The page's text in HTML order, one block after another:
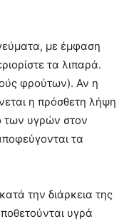
με έμφαση
τα λιπαρά.
φρούτων). Αν η
η πρόσθετη λήψη
των υγρών στον
τα
την διάρκεια της
υγρά